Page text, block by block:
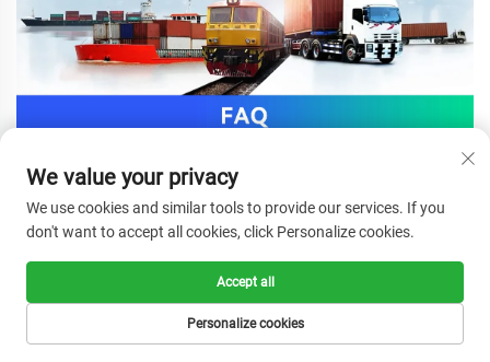
Q1: 귀사는 공장인가요, 무역 회사인가요?
A: 저희는 공장이며 400명 이상의 직원을 보유하고 있습니다.
Q2: 당신们的 공장은 어디에 위치해 있나요?
We value your privacy
We use cookies and similar tools to provide our services. If you
don't want to accept all cookies, click Personalize cookies.
Personalize cookies
Accept all